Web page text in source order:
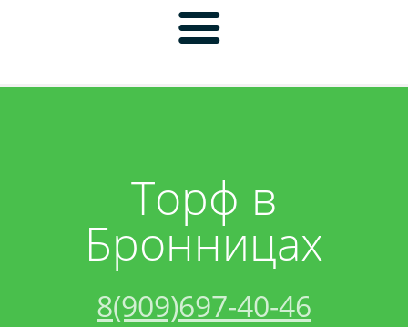
Главная
Доставка:
Асфальт
Торф в
Бронницах
8(909)697-40-46